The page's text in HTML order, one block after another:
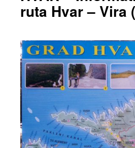
ruta Hvar – Vira